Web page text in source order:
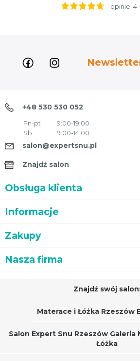
- opinie: 4
+48 530 530 052
Pn-pt
9:00-19:00
Sb
9:00-14:00
salon@expertsnu.pl
Znajdź salon
Obsługa klienta
Informacje
Zakupy
Nasza firma
Znajdź swój
Materace i Łóżka Rzeszów
Salon Expert Snu Rzeszów Galeria
Łóżka